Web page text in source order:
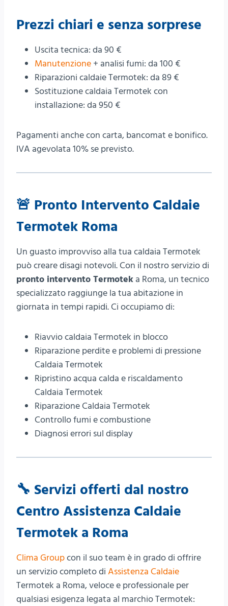
Prezzi chiari e senza sorprese
Uscita tecnica: da 90 €
Manutenzione + analisi fumi: da 100 €
Riparazioni caldaie Termotek: da 89 €
Sostituzione caldaia Termotek con
installazione: da 950 €
Pagamenti anche con carta, bancomat e bonifico.
IVA agevolata 10% se previsto.
🚨 Pronto Intervento Caldaie
Termotek Roma
Un guasto improvviso alla tua caldaia Termotek
può creare disagi notevoli. Con il nostro servizio di
pronto intervento Termotek a Roma, un tecnico
specializzato raggiunge la tua abitazione in
giornata in tempi rapidi. Ci occupiamo di:
Riavvio caldaia Termotek in blocco
Riparazione perdite e problemi di pressione
Caldaia Termotek
Ripristino acqua calda e riscaldamento
Caldaia Termotek
Riparazione Caldaia Termotek
Controllo fumi e combustione
Diagnosi errori sul display
🔧 Servizi offerti dal nostro
Centro Assistenza Caldaie
Termotek a Roma
Clima Groupcon il suo team è in grado di offrire
un servizio completo di Assistenza Caldaie
Termotek a Roma, veloce e professionale per
qualsiasi esigenza legata al marchio Termotek: